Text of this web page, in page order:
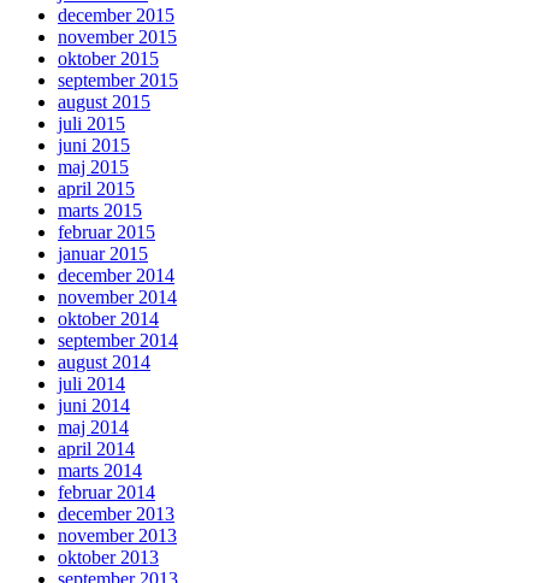
december 2015
november 2015
oktober 2015
september 2015
august 2015
juli 2015
juni 2015
maj 2015
april 2015
marts 2015
februar 2015
januar 2015
december 2014
november 2014
oktober 2014
september 2014
august 2014
juli 2014
juni 2014
maj 2014
april 2014
marts 2014
februar 2014
december 2013
november 2013
oktober 2013
september 2013